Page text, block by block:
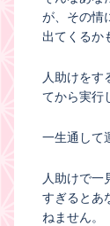
が、その情
出てくるか
人助けをす
てから実行
一生通して
人助けで一
すぎるとあ
ねません。